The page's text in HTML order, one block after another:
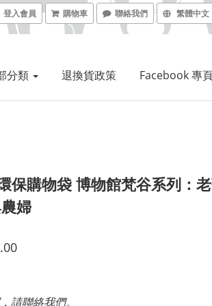
登入會員 購物車 聯絡我們 繁體中文
分類 退換貨政策 Facebook 專
保購物袋 博物館梵谷系列：
婦
請聯絡我們。